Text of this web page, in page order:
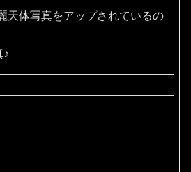
天体写真をアップされているの
♪